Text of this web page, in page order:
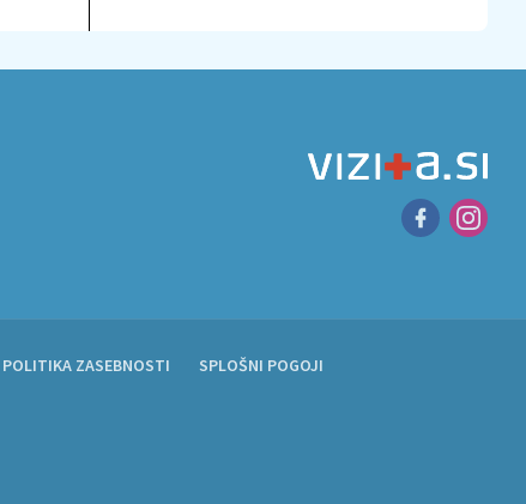
POLITIKA ZASEBNOSTI SPLOŠNI POGOJI